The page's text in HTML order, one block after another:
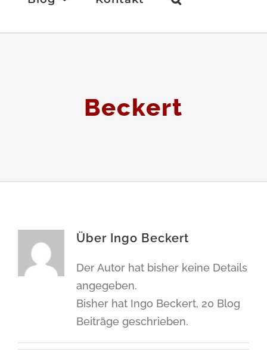
Beckert
Über Ingo Beckert
Der Autor hat bisher keine Details
angegeben.
Bisher hat Ingo Beckert, 20 Blog
Beiträge geschrieben.